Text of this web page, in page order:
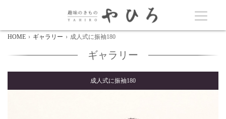
HOME ギャラリー 成人式に振袖180
ギャラリー
成人式に振袖180